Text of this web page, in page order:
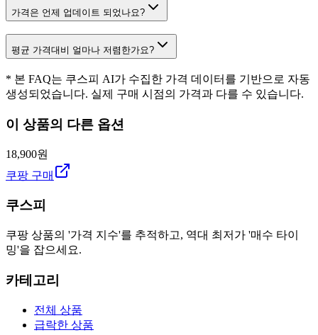
가격은 언제 업데이트 되었나요?
평균 가격대비 얼마나 저렴한가요?
* 본 FAQ는 쿠스피 AI가 수집한 가격 데이터를 기반으로 자동
생성되었습니다. 실제 구매 시점의 가격과 다를 수 있습니다.
이 상품의 다른 옵션
18,900원
쿠팡 구매
쿠스피
쿠팡 상품의 '가격 지수'를 추적하고, 역대 최저가 '매수 타이
밍'을 잡으세요.
카테고리
전체 상품
급락한 상품